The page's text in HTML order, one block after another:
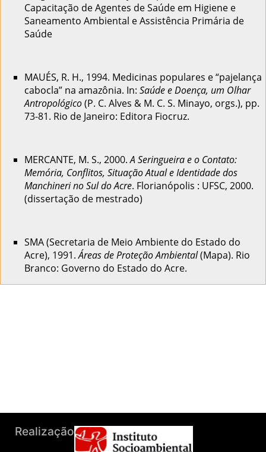
Capacitação de Agentes de Saúde em Higiene e
Saneamento Ambiental e Assistência Primária de
Saúde
MAUÉS, R. H., 1994. Medicinas populares e “pajelança
cabocla” na amazônia. In: Saúde e Doença, um Olhar
Antropológico(P. C. Alves & M. C. S. Minayo, orgs.), pp.
73-81. Rio de Janeiro: Editora Fiocruz.
MERCANTE, M. S., 2000.A Seringueira e o Contato:
Memória, Conflitos, Situação Atual e Identidade dos
Manchineri no Sul do Acre. Florianópolis : UFSC, 2000.
(dissertação de mestrado)
SMA (Secretaria de Meio Ambiente do Estado do
Acre), 1991.Áreas de Proteção Ambiental(Mapa). Rio
Branco: Governo do Estado do Acre.